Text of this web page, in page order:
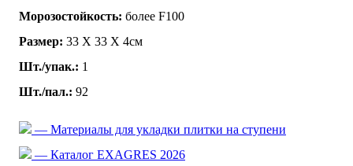
Морозостойкость: более F100
Размер: 33 Х 33 Х 4см
Шт./упак.: 1
Шт./пал.: 92
— Материалы для укладки плитки на ступени
— Каталог EXAGRES 2026